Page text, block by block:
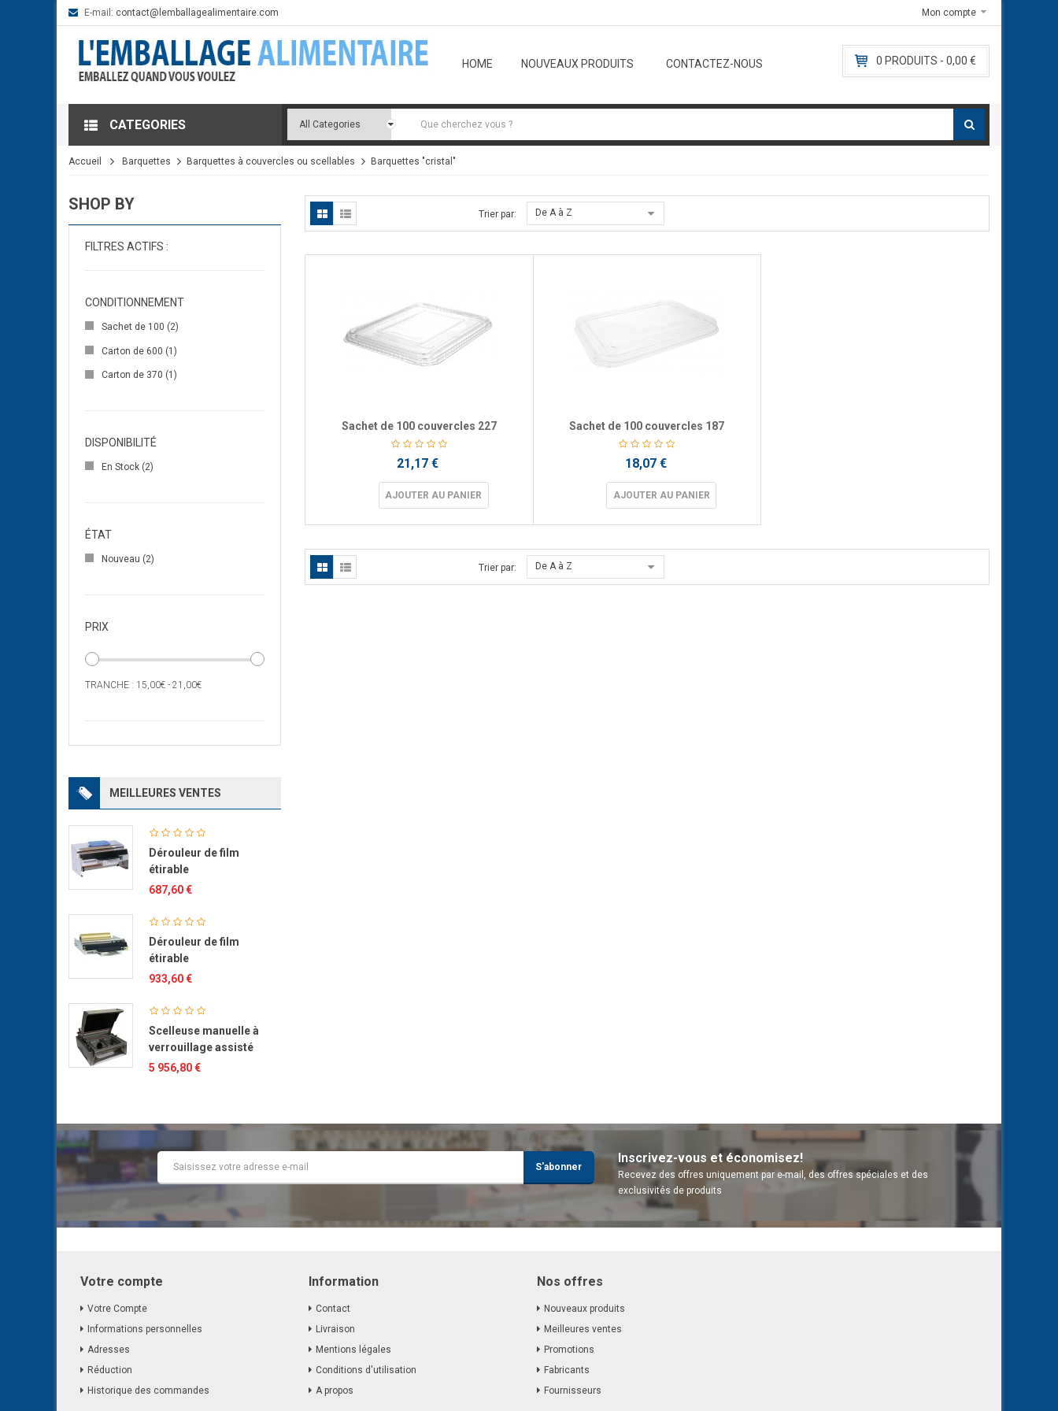
E-mail: contact@lemballagealimentaire.com E-mail:
Mon compte
HOME NOUVEAUX PRODUITS CONTACTEZ-NOUS 0 PRODUITS - 0,00 €
CATEGORIES
Accueil Barquettes Barquettes à couvercles ou scellables Barquettes "cristal"
SHOP BY
FILTRES ACTIFS :
CONDITIONNEMENT
Sachet de 100 (2)
Carton de 600 (1)
Carton de 370 (1)
DISPONIBILITÉ
En Stock (2)
ÉTAT
Nouveau (2)
PRIX
TRANCHE : 15,00€ - 21,00€
MEILLEURES VENTES
Dérouleur de film
étirable
687,60 €
Dérouleur de film
étirable
933,60 €
Scelleuse manuelle à
verrouillage assisté
5 956,80 €
Trier par: De A à Z
Sachet de 100 couvercles 227
21,17 €
AJOUTER AU PANIER
Sachet de 100 couvercles 187
18,07 €
AJOUTER AU PANIER
Trier par: De A à Z
S'abonner
Inscrivez-vous et économisez!
Recevez des offres uniquement par e-mail, des offres spéciales et des
exclusivités de produits
Votre compte
Votre Compte
Informations personnelles
Adresses
Réduction
Historique des commandes
Information
Contact
Livraison
Mentions légales
Conditions d'utilisation
A propos
Nos offres
Nouveaux produits
Meilleures ventes
Promotions
Fabricants
Fournisseurs